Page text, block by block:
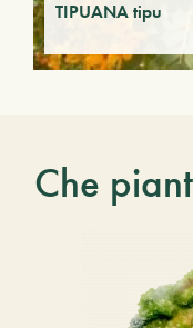
TIPUANA tipu
Che